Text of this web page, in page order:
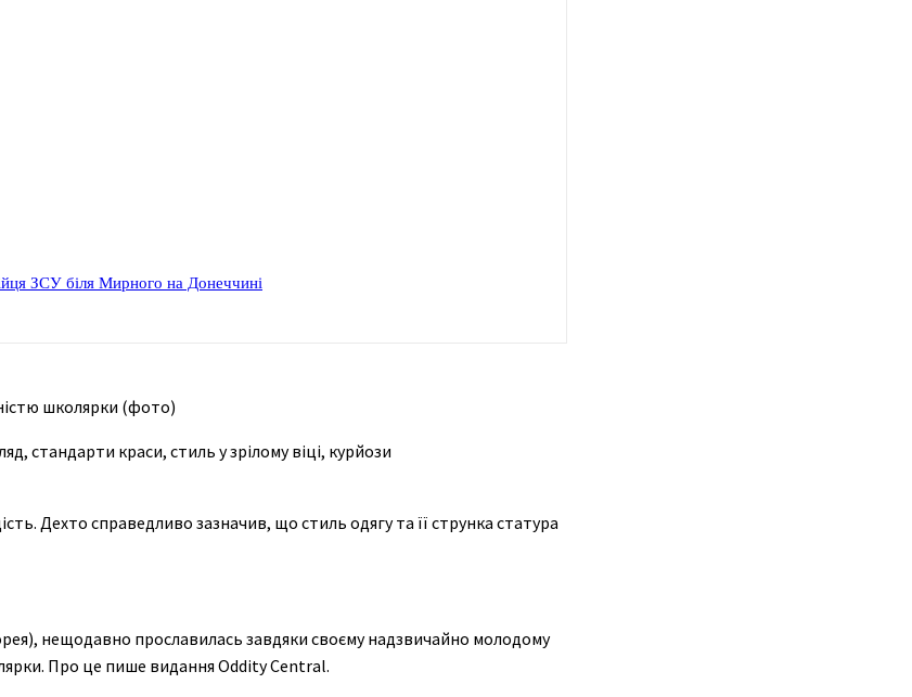
ЗСУ біля Мирного на Донеччині
школярки (фото)
Дехто справедливо зазначив, що стиль одягу та її струнка статура
нещодавно прославилась завдяки своєму надзвичайно молодому
Про це пише видання Oddity Central.